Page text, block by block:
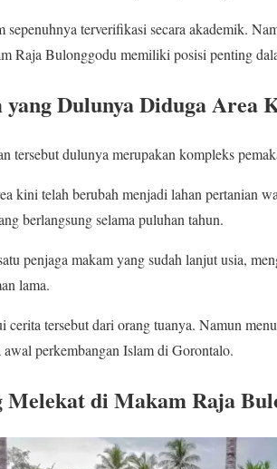
sepenuhnya terverifikasi secara akademik.
Raja Bulonggodu memiliki posisi penting
Dulunya Diduga Area
tersebut dulunya merupakan kompleks
kini telah berubah menjadi lahan pertanian
berlangsung selama puluhan tahun.
penjaga makam yang sudah lanjut usia,
lama.
cerita tersebut dari orang tuanya. Namun
awal perkembangan Islam di Gorontalo.
di Makam Raja